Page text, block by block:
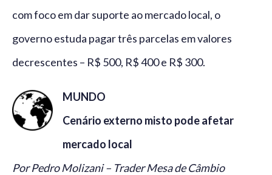
com foco em dar suporte ao mercado local, o
governo estuda pagar três parcelas em valores
decrescentes – R$ 500, R$ 400 e R$ 300.
MUNDO
Cenário externo misto pode afetar
mercado local
Por Pedro Molizani – Trader Mesa de Câmbio